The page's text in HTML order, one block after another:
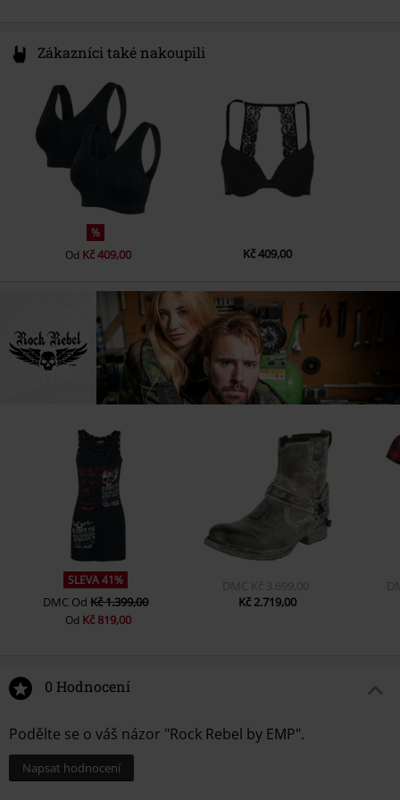
Zákazníci také nakoupili
%
Od Kč 409,00 Kč 409,00
SLEVA 41%
DMC OdKč 1.399,00
Od Kč 819,00
DMC Kč 3.699,00
Kč 2.719,00
0 Hodnocení
Podělte se o váš názor "Rock Rebel by EMP".
Napsat hodnocení